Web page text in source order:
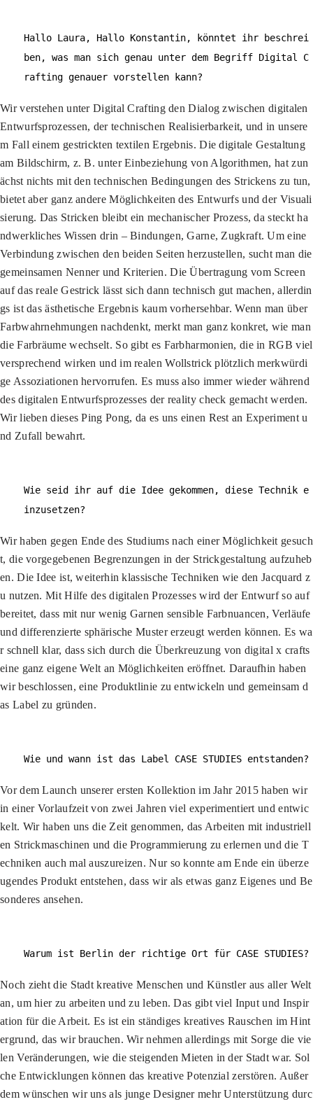
Hallo Laura, Hallo Konstantin, könntet ihr beschrei
ben, was man sich genau unter dem Begriff Digital C
rafting genauer vorstellen kann?
Wir verstehen unter Digital Crafting den Dialog zwischen digitalen
Entwurfsprozessen, der technischen Realisierbarkeit, und in unsere
m Fall einem gestrickten textilen Ergebnis. Die digitale Gestaltung
am Bildschirm, z. B. unter Einbeziehung von Algorithmen, hat zun
ächst nichts mit den technischen Bedingungen des Strickens zu tun,
bietet aber ganz andere Möglichkeiten des Entwurfs und der Visuali
sierung. Das Stricken bleibt ein mechanischer Prozess, da steckt ha
ndwerkliches Wissen drin – Bindungen, Garne, Zugkraft. Um eine
Verbindung zwischen den beiden Seiten herzustellen, sucht man die
gemeinsamen Nenner und Kriterien. Die Übertragung vom Screen
auf das reale Gestrick lässt sich dann technisch gut machen, allerdin
gs ist das ästhetische Ergebnis kaum vorhersehbar. Wenn man über
Farbwahrnehmungen nachdenkt, merkt man ganz konkret, wie man
die Farbräume wechselt. So gibt es Farbharmonien, die in RGB viel
versprechend wirken und im realen Wollstrick plötzlich merkwürdi
ge Assoziationen hervorrufen. Es muss also immer wieder während
des digitalen Entwurfsprozesses der reality check gemacht werden.
Wir lieben dieses Ping Pong, da es uns einen Rest an Experiment u
nd Zufall bewahrt.
Wie seid ihr auf die Idee gekommen, diese Technik e
inzusetzen?
Wir haben gegen Ende des Studiums nach einer Möglichkeit gesuch
t, die vorgegebenen Begrenzungen in der Strickgestaltung aufzuheb
en. Die Idee ist, weiterhin klassische Techniken wie den Jacquard z
u nutzen. Mit Hilfe des digitalen Prozesses wird der Entwurf so auf
bereitet, dass mit nur wenig Garnen sensible Farbnuancen, Verläufe
und differenzierte sphärische Muster erzeugt werden können. Es wa
r schnell klar, dass sich durch die Überkreuzung von digital x crafts
eine ganz eigene Welt an Möglichkeiten eröffnet. Daraufhin haben
wir beschlossen, eine Produktlinie zu entwickeln und gemeinsam d
as Label zu gründen.
Wie und wann ist das Label CASE STUDIES entstanden?
Vor dem Launch unserer ersten Kollektion im Jahr 2015 haben wir
in einer Vorlaufzeit von zwei Jahren viel experimentiert und entwic
kelt. Wir haben uns die Zeit genommen, das Arbeiten mit industriell
en Strickmaschinen und die Programmierung zu erlernen und die T
echniken auch mal auszureizen. Nur so konnte am Ende ein überze
ugendes Produkt entstehen, dass wir als etwas ganz Eigenes und Be
sonderes ansehen.
Warum ist Berlin der richtige Ort für CASE STUDIES?
Noch zieht die Stadt kreative Menschen und Künstler aus aller Welt
an, um hier zu arbeiten und zu leben. Das gibt viel Input und Inspir
ation für die Arbeit. Es ist ein ständiges kreatives Rauschen im Hint
ergrund, das wir brauchen. Wir nehmen allerdings mit Sorge die vie
len Veränderungen, wie die steigenden Mieten in der Stadt war. Sol
che Entwicklungen können das kreative Potenzial zerstören. Außer
dem wünschen wir uns als junge Designer mehr Unterstützung durc